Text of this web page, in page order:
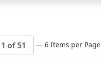
of 51 — 6 Items per Page